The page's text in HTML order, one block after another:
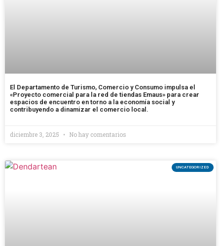
El Departamento de Turismo, Comercio y Consumo impulsa el
«Proyecto comercial para la red de tiendas Emaus» para crear
espacios de encuentro en torno a la economía social y
contribuyendo a dinamizar el comercio local.
diciembre 3, 2025 No hay comentarios
UNCATEGORIZED